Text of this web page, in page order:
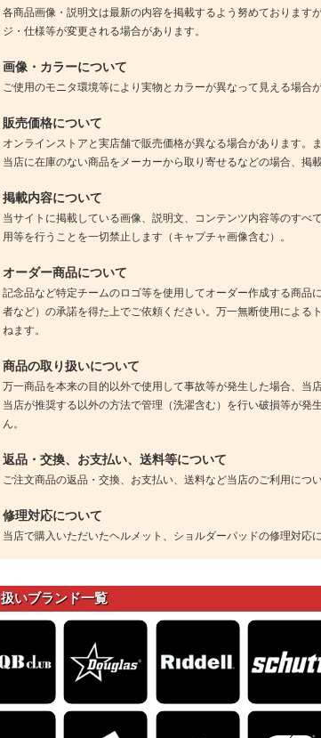
各商品画像・説明文は最新の内容を掲載するよう努めております
ジ・仕様等が変更される場合があります。
画像・カラーについて
ご使用のモニタ環境等により実物とカラーが異なって見える場合
販売価格について
オンラインストアと実店舗で販売価格が異なる場合があります。
当店に在庫のない商品をメーカーから取り寄せるなどの場合、掲
掲載内容について
当サイトに掲載している画像、説明文、コンテンツ内容等のすべ
用等を行うことを一切禁止します（キャプチャ画像含む）。
オーダー商品について
記念品など特定チームのロゴ等を使用してオーダー作成する商品
者など）の承諾を得た上でご依頼ください。万一無断使用による
ねます。
商品の取り扱いについて
万一商品を本来の目的以外で使用して事故等が発生した場合、当
当店が推奨する以外の方法で管理（洗濯含む）を行い破損等が発
ん。
返品・交換、お支払い、送料等について
ご注文商品の返品・交換、お支払い、送料など当店のご利用につ
修理対応について
当店で購入いただいたヘルメット、ショルダーパッドの修理対応
いブランド一覧